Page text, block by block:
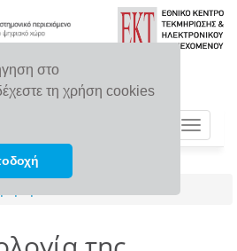
στο
τη χρήση cookies
Toggle